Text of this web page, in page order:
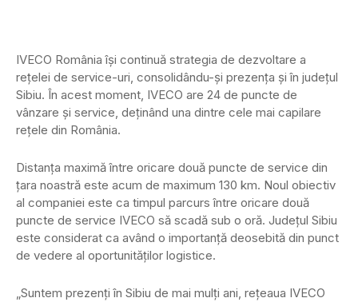
IVECO România își continuă strategia de dezvoltare a
rețelei de service-uri, consolidându-și prezența și în județul
Sibiu. În acest moment, IVECO are 24 de puncte de
vânzare și service, deținând una dintre cele mai capilare
rețele din România.
Distanța maximă între oricare două puncte de service din
țara noastră este acum de maximum 130 km. Noul obiectiv
al companiei este ca timpul parcurs între oricare două
puncte de service IVECO să scadă sub o oră. Județul Sibiu
este considerat ca având o importanță deosebită din punct
de vedere al oportunităților logistice.
„Suntem prezenți în Sibiu de mai mulți ani, rețeaua IVECO